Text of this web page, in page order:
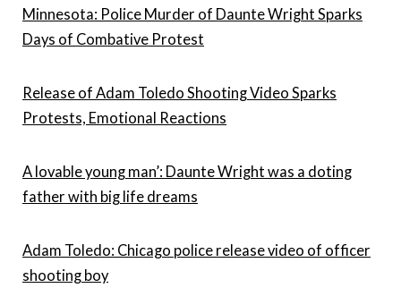
Minnesota: Police Murder of Daunte Wright Sparks
Days of Combative Protest
Release of Adam Toledo Shooting Video Sparks
Protests, Emotional Reactions
A lovable young man’: Daunte Wright was a doting
father with big life dreams
Adam Toledo: Chicago police release video of officer
shooting boy